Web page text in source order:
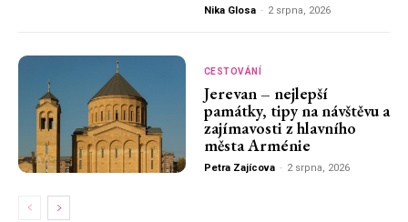
Nika Glosa - 2 srpna, 2026
CESTOVÁNÍ
Jerevan – nejlepší
památky, tipy na návštěvu a
zajímavosti z hlavního
města Arménie
Petra Zajícova - 2 srpna, 2026